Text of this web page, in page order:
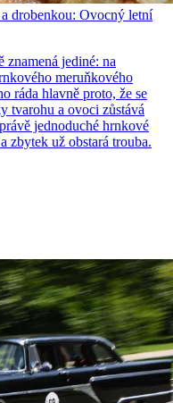
drobenkou: Ovocný letní
znamená jediné: na
meruňkového
ráda hlavně proto, že se
tvarohu a ovoci zůstává
jednoduché hrnkové
zbytek už obstará trouba.